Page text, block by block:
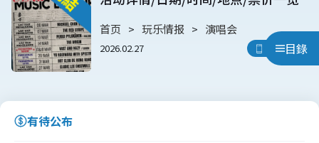
目錄
首页 玩乐情报 演唱会
2026.02.27 用App睇
有待公布